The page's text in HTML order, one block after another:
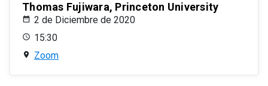
Thomas Fujiwara, Princeton University
2 de Diciembre de 2020
15:30
Zoom